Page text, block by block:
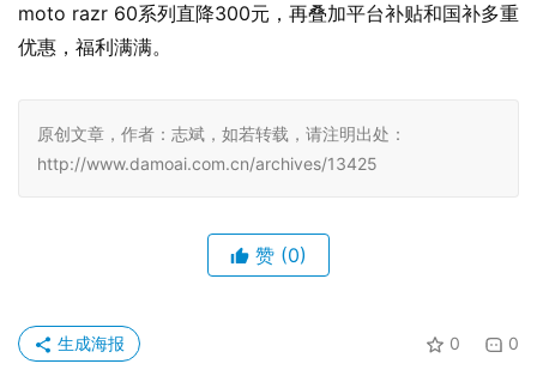
moto razr 60系列直降300元，再叠加平台补贴和国补多重
优惠，福利满满。
原创文章，作者：志斌，如若转载，请注明出处：
http://www.damoai.com.cn/archives/13425
赞 (0)
0 0
生成海报